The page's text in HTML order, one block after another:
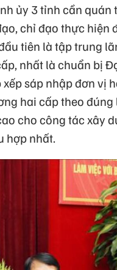
ủy 3 tỉnh cần quán
chỉ đạo thực hiện
tiên là tập trung
nhất là chuẩn bị
sáp nhập đơn vị
hai cấp theo đúng
cho công tác xây
hợp nhất.